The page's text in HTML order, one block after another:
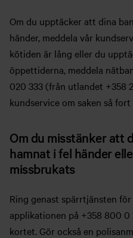
Om du upptäcker att dina
händer, meddela vår
kötiden är lång eller du
öppettiderna, meddela
020 333 (från utlandet +358
kundservice om saken så
Om du misstänker att
hamnat i fel händer
missbrukats
Ring genast spärrtjänsten
applikationen på +358 800
kortet. Gör också en